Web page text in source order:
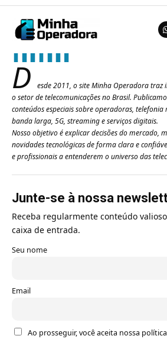
D
esde 2011, o site Minha Operadora traz
o setor de telecomunicações no Brasil.
conteúdos especiais sobre operadoras,
banda larga, 5G, streaming e serviços digitais.
Nosso objetivo é explicar decisões do mercado,
novidades tecnológicas de forma clara e
e profissionais a entenderem o universo das
Junte-se à nossa
Receba regularmente conteúdo
caixa de entrada.
Seu nome
Email
Ao prosseguir, você aceita nossa